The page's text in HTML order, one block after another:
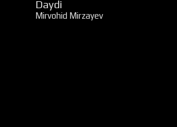
Daydi
Mirvohid Mirzayev